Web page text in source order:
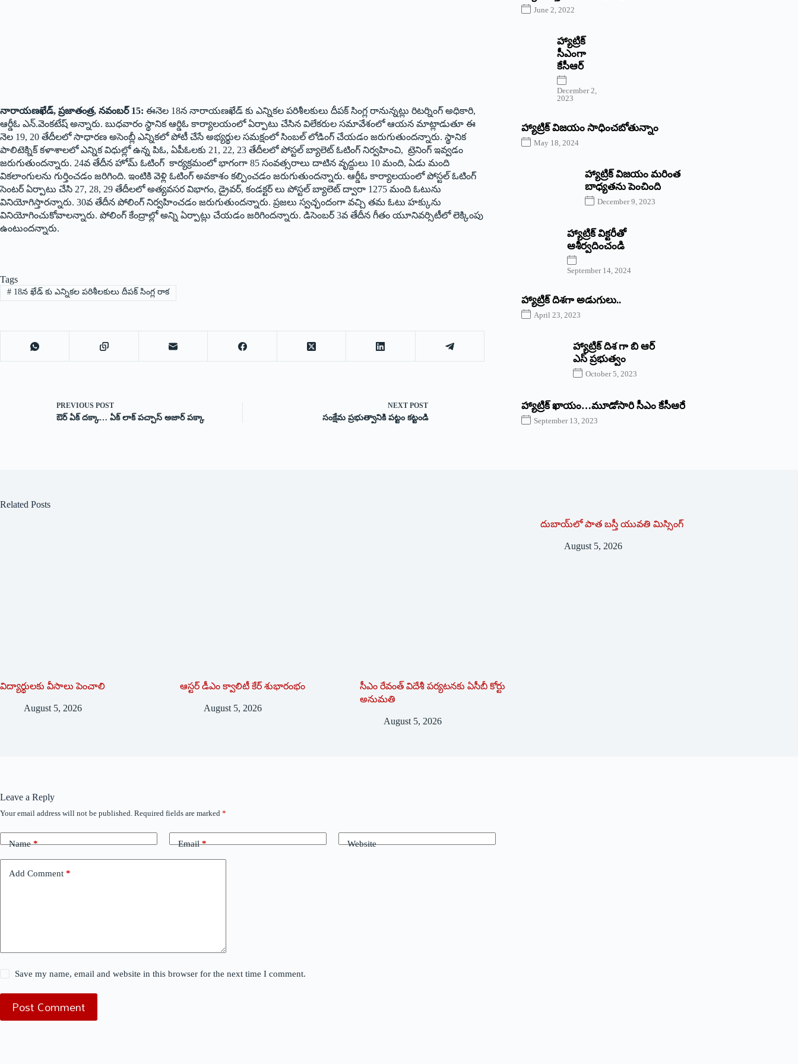
నారాయణఖేడ్, ప్రజాతంత్ర, నవంబర్ 15: ఈనెల 18న నారాయణఖేడ్ కు ఎన్నికల పరిశీలకులు దీపక్ సింగ్ల రానున్నట్లు రిటర్నింగ్ అధికారి,
ఆర్డీఓ ఎన్.వెంకటేష్ అన్నారు. బుధవారం స్థానిక ఆర్డిఓ కార్యాలయంలో ఏర్పాటు చేసిన విలేకరుల సమావేశంలో ఆయన మాట్లాడుతూ ఈ
నెల 19, 20 తేదీలలో సాధారణ అసెంబ్లీ ఎన్నికలో పోటీ చేసే అభ్యర్థుల సమక్షంలో సింబల్ లోడింగ్ చేయడం జరుగుతుందన్నారు. స్థానిక
పాలిటెక్నిక్ కళాశాలలో ఎన్నిక విధుల్లో ఉన్న పిఓ, ఏపీఓలకు 21, 22, 23 తేదీలలో పోస్టల్ బ్యాలెట్ ఓటింగ్ నిర్వహించి, ట్రెనింగ్ ఇవ్వడం
జరుగుతుందన్నారు. 24వ తేదీన హోమ్ ఓటింగ్ కార్యక్రమంలో భాగంగా 85 సంవత్సరాలు దాటిన వృద్దులు 10 మంది, ఏడు మంది
వికలాంగులను గుర్తించడం జరిగింది. ఇంటికి వెళ్లి ఓటింగ్ అవకాశం కల్పించడం జరుగుతుందన్నారు. ఆర్డీఓ కార్యాలయంలో పోస్టల్ ఓటింగ్
సెంటర్ ఏర్పాటు చేసి 27, 28, 29 తేదీలలో అత్యవసర విభాగం, డ్రైవర్, కండక్టర్ లు పోస్టల్ బ్యాలెట్ ద్వారా 1275 మంది ఓటును
వినియోగిస్తారన్నారు. 30వ తేదీన పోలింగ్ నిర్వహించడం జరుగుతుందన్నారు. ప్రజలు స్వచ్ఛందంగా వచ్చి తమ ఓటు హక్కును
వినియోగించుకోవాలన్నారు. పోలింగ్ కేంద్రాల్లో అన్ని ఏర్పాట్లు చేయడం జరిగిందన్నారు. డిసెంబర్ 3వ తేదీన గీతం యూనివర్సిటీలో లెక్కింపు
ఉంటుందన్నారు.
Tags
#18న ఖేడ్ కు ఎన్నికల పరిశీలకులు దీపక్ సింగ్ల రాక
PREVIOUS POST
ఔర్ ఏక్ దక్కా… ఏక్ లాక్ పచ్చాస్ అజార్ పక్కా
NEXTPOST
సంక్షేమ ప్రభుత్వానికి పట్టం కట్టండి
June 2, 2022
హ్యాట్రిక్‌
‌సీఎంగా
కేసీఆర్‌
December 2,
2023
హ్యాట్రిక్‌ విజయం సాధించబోతున్నాం
May 18, 2024
హ్యాట్రిక్ విజయం మరింత
బాధ్యతను పెంచింది
December 9, 2023
హ్యాట్రిక్‌ ‌విక్టరీతో
ఆశీర్వదించండి
September 14, 2024
‌హ్యాట్రిక్‌ ‌దిశగా అడుగులు..
April 23, 2023
హ్యాట్రిక్ దిశ గా బి ఆర్
ఎస్ ప్రభుత్వం
October 5, 2023
హ్యాట్రిక్‌ ‌ఖాయం…మూడోసారి సీఎం కేసీఆరే
September 13, 2023
Related Posts
విద్యార్థులకు వీసాలు పెంచాలి
August 5, 2026
ఆస్టర్ డీఎం క్వాలిటీ కేర్ శుభారంభం
August 5, 2026
సీఎం రేవంత్ విదేశీ పర్యటనకు ఏసీబీ కోర్టు
అనుమతి
August 5, 2026
దుబాయ్‌లో పాత బ‌స్తీ యువతి మిస్సింగ్
August 5, 2026
Leave a Reply
Your email address will not be published. Required fields are marked *
Name* Email* Website
Add Comment *
Save my name, email and website in this browser for the next time I comment.
Post Comment